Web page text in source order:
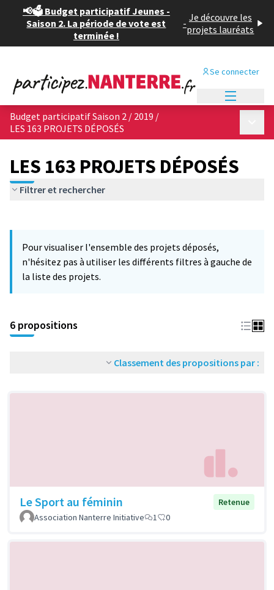
📢🗳️ Budget participatif Jeunes -
Saison 2. La période de vote est
terminée !
- Je découvre les
projets lauréats
Se connecter
Budget participatif Saison 2 / 2019 /
LES 163 PROJETS DÉPOSÉS
LES 163 PROJETS DÉPOSÉS
Filtrer et rechercher
−
Pour visualiser l'ensemble des projets déposés,
n'hésitez pas à utiliser les différents filtres à gauche de
la liste des projets.
6 propositions
Classement des propositions par :
Le Sport au féminin
Retenue
Association Nanterre Initiative
1 0